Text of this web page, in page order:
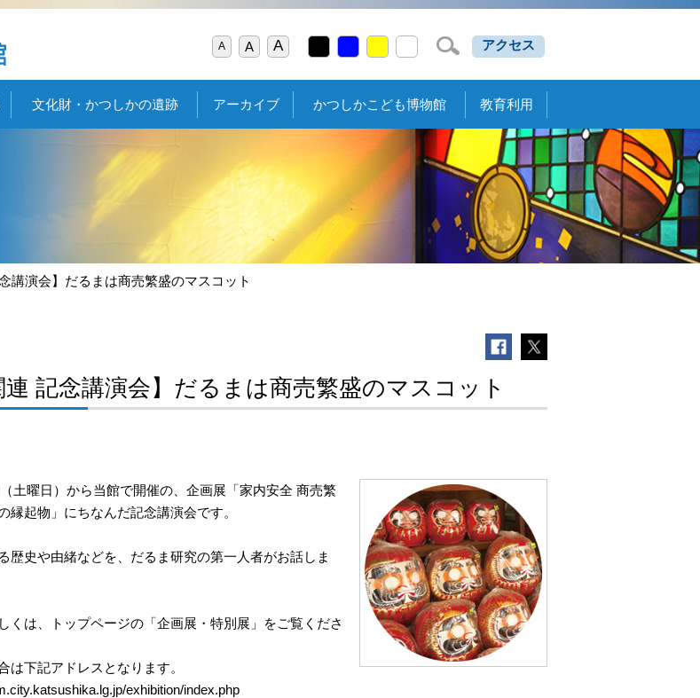
A A A アクセス
文化財・かつしかの遺跡 アーカイブ かつしかこども博物館 教育利用
講演会】だるまは商売繁盛のマスコット
連 記念講演会】だるまは商売繁盛のマスコット
土曜日）から当館で開催の、企画展「家内安全 商売繁
起物」にちなんだ記念講演会です。
歴史や由緒などを、だるま研究の第一人者がお話しま
くは、トップページの「企画展・特別展」をご覧くださ
は下記アドレスとなります。
exhibition/index.php